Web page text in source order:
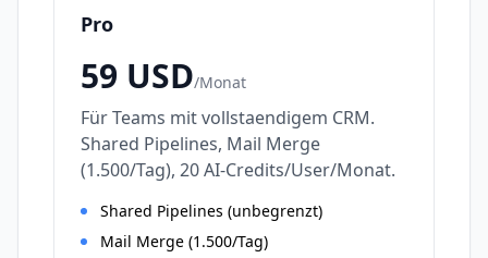
Pro
59 USD/Monat
Für Teams mit vollstaendigem CRM.
Shared Pipelines, Mail Merge
(1.500/Tag), 20 AI-Credits/User/Monat.
Shared Pipelines (unbegrenzt)
Mail Merge (1.500/Tag)